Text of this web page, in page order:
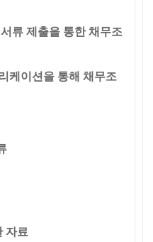
류 제출을 통한 채무조
케이션을 통해 채무조
자료